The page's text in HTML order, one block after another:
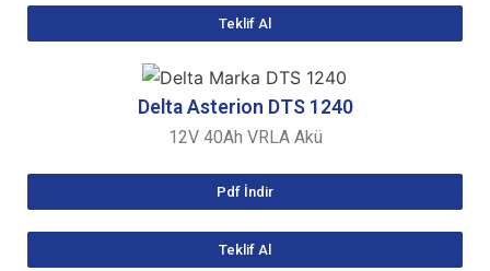
Teklif Al
Delta Asterion DTS 1240
12V 40Ah VRLA Akü
Pdf İndir
Teklif Al